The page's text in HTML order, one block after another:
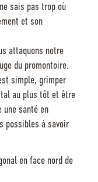
sais pas trop où
et son
attaquons notre
du promontoire.
simple, grimper
au plus tôt et être
une santé en
possibles à savoir
en face nord de